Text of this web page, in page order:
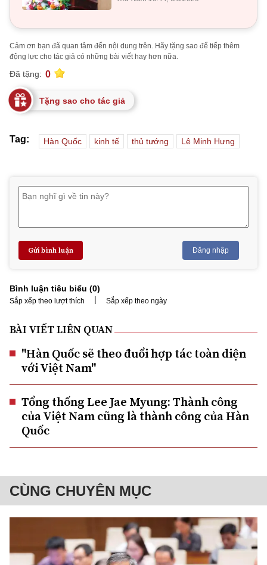
Cảm ơn bạn đã quan tâm đến nội dung trên. Hãy tặng sao để tiếp thêm
động lực cho tác giả có những bài viết hay hơn nữa.
Đã tặng: 0
Tặng sao cho tác giả
Tag: Hàn Quốc kinh tế thủ tướng Lê Minh Hưng
Gửi bình luận Đăng nhập
Bình luận tiêu biểu (0)
Sắp xếp theo lượt thích | Sắp xếp theo ngày
BÀI VIẾT LIÊN QUAN
"Hàn Quốc sẽ theo đuổi hợp tác toàn diện
với Việt Nam"
Tổng thống Lee Jae Myung: Thành công
của Việt Nam cũng là thành công của Hàn
Quốc
CÙNG CHUYÊN MỤC